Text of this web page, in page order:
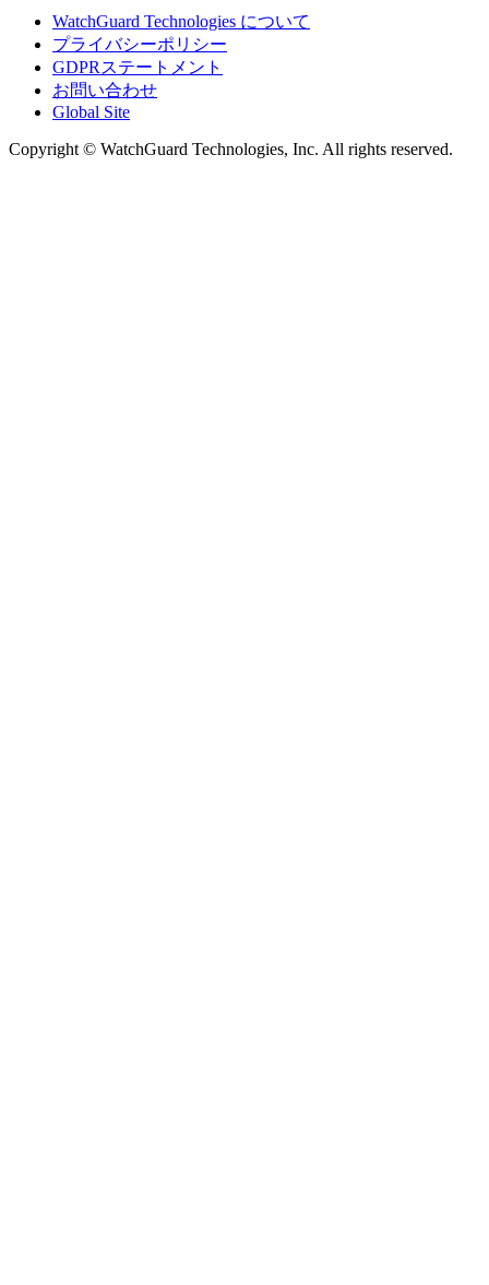
WatchGuard Technologies について
プライバシーポリシー
GDPRステートメント
お問い合わせ
Global Site
Copyright © WatchGuard Technologies, Inc. All rights reserved.